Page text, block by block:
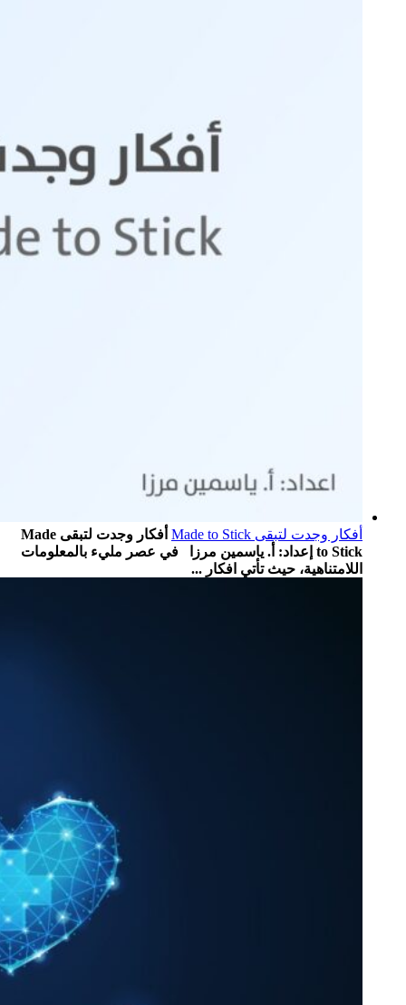
أفكار وجدت لتبقى Made to Stick
أفكار وجدت لتبقى Made
to Stick إعداد: أ. ياسمين مرزا في عصر مليء بالمعلومات
اللامتناهية، حيث تأتي افكار ...